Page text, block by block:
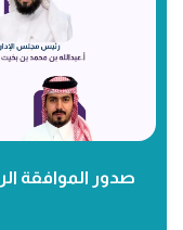
صدور الموافقة